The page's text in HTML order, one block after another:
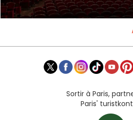
Sortir à Paris,
Paris'